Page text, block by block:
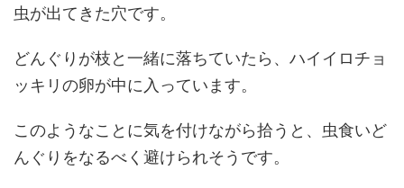
虫が出てきた穴です。
どんぐりが枝と一緒に落ちていたら、ハイイロチョ
ッキリの卵が中に入っています。
このようなことに気を付けながら拾うと、虫食いど
んぐりをなるべく避けられそうです。